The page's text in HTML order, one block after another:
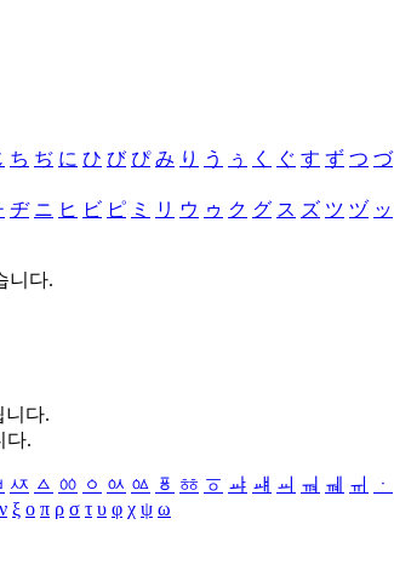
ち ぢ に ひ び ぴ み り う ぅ く ぐ す ず つ づ
ヂ ニ ヒ ビ ピ ミ リ ウ ゥ ク グ ス ズ ツ ヅ ッ
니다.
니다.
다.
ㅾ ㅿ ㆀ ㆁ ㆂ ㆃ ㆄ ㆅ ㆆ ㆇ ㆈ ㆉ ㆊ ㆋ ㆌ ㆍ
ν ξ ο π ρ σ τ υ φ χ ψ ω